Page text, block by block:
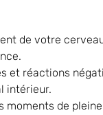
de votre
et réactions
intérieur.
moments de